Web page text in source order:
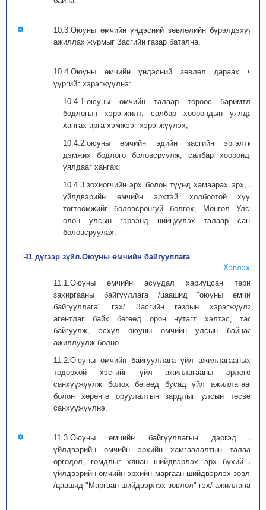
10.3.Оюуны өмчийн үндэсний зөвлөлийн бүрэлдэхүүн,
ажиллах журмыг Засгийн газар батална.
10.4.Оюуны өмчийн үндэсний зөвлөл дараах чиг
үүргийг хэрэгжүүлнэ:
10.4.1.оюуны өмчийн талаар төрөөс баримтлах
бодлогын хэрэгжилт, салбар хоорондын уялдааг
хангах арга хэмжээг хэрэгжүүлэх;
10.4.2.оюуны өмчийн эдийн засгийн эргэлтийг
дэмжих бодлого боловсруулж, салбар хоорондын
уялдааг хангах;
10.4.3.зохиогчийн эрх болон түүнд хамаарах эрх, аж
үйлдвэрийн өмчийн эрхтэй холбоотой хууль
тогтоомжийг боловсронгуй болгох, Монгол Улсын
олон улсын гэрээнд нийцүүлэх талаар санал
боловсруулах.
11 дүгээр зүйл.Оюуны өмчийн байгууллага
Хэвлэх
11.1.Оюуны өмчийн асуудал хариуцсан төрийн
захиргааны байгууллага /цаашид "оюуны өмчийн
байгууллага" гэх/ Засгийн газрын хэрэгжүүлэгч
агентлаг байх бөгөөд орон нутагт хэлтэс, тасаг
байгуулж, эсхүл оюуны өмчийн улсын байцаагч
ажиллуулж болно.
11.2.Оюуны өмчийн байгууллага үйл ажиллагааныхаа
тодорхой хэсгийг үйл ажиллагааны орлогоор
санхүүжүүлж болох бөгөөд бусад үйл ажиллагааны
болон хөрөнгө оруулалтын зардлыг улсын төсвөөс
санхүүжүүлнэ.
11.3.Оюуны өмчийн байгууллагын дэргэд аж
үйлдвэрийн өмчийн эрхийн хамгаалалтын талаарх
өргөдөл, гомдлыг хянан шийдвэрлэх эрх бүхий аж
үйлдвэрийн өмчийн эрхийн маргаан шийдвэрлэх зөвлөл
/цаашид "Маргаан шийдвэрлэх зөвлөл" гэх/ ажиллана.